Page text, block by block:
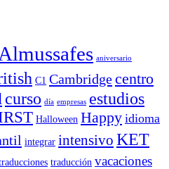
Almussafes aniversario
C1 Cambridgecentro
curso día empresas estudios
Halloween Happy idioma
integrar intensivo KET
traducción vacaciones